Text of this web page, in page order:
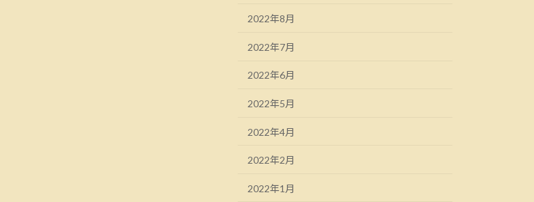
2022年8月
2022年7月
2022年6月
2022年5月
2022年4月
2022年2月
2022年1月